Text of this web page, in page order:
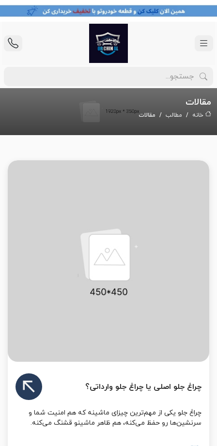
مقالات
خانه مطالب مقالات
چراغ جلو اصلی یا چراغ جلو وارداتی؟
چراغ جلو یکی از مهم‌ترین چیزای ماشینه که هم امنیت شما و
سرنشین‌ها رو حفظ می‌کنه، هم ظاهر ماشینو قشنگ می‌کنه.